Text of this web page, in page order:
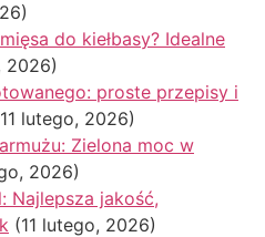
do kiełbasy? Idealne
2026)
proste przepisy i
lutego, 2026)
Zielona moc w
2026)
Najlepsza jakość,
(11 lutego, 2026)